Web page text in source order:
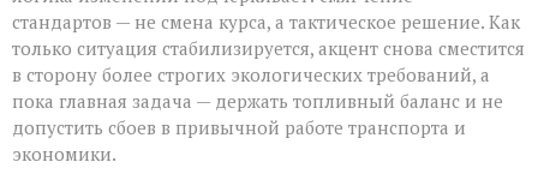
стандартов — не смена курса, а тактическое решение. Как
только ситуация стабилизируется, акцент снова сместится
в сторону более строгих экологических требований, а
пока главная задача — держать топливный баланс и не
допустить сбоев в привычной работе транспорта и
экономики.